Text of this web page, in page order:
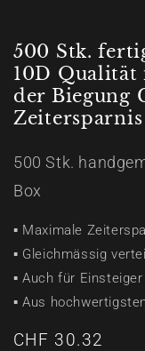
500 Stk.
10D Qualität
der Biegung
500 Stk.
Box
▪ Maximale
▪ Gleichmässig
▪ Auch für
▪ Aus
Regular
CHF 30.32